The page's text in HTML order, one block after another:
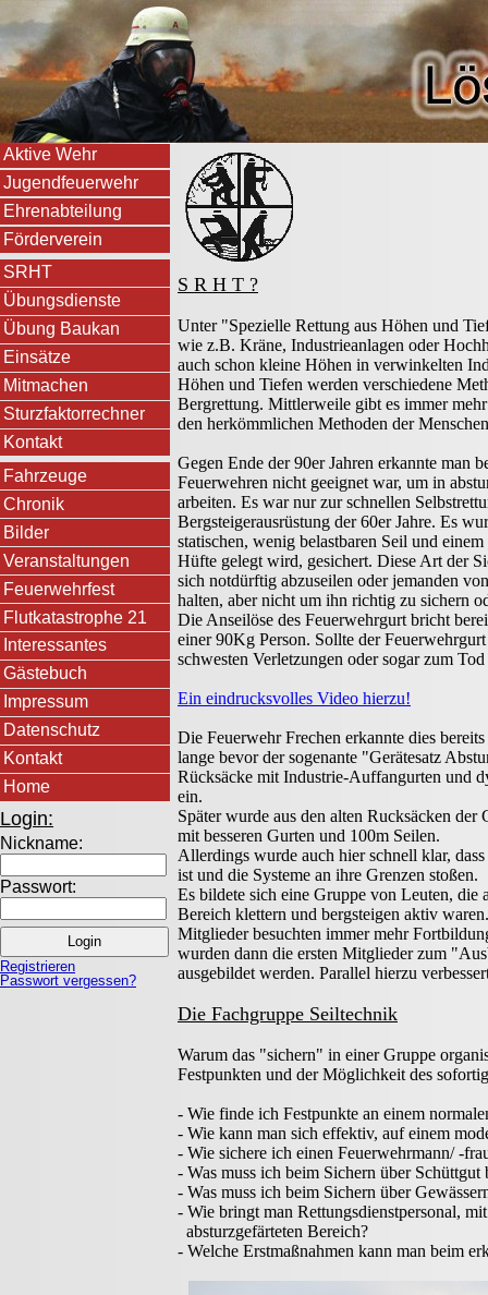
Aktive Wehr
Jugendfeuerwehr
Ehrenabteilung
Förderverein
SRHT
Übungsdienste
Übung Baukan
Einsätze
Mitmachen
Sturzfaktorrechner
Kontakt
Fahrzeuge
Chronik
Bilder
Veranstaltungen
Feuerwehrfest
Flutkatastrophe 21
Interessantes
Gästebuch
Impressum
Datenschutz
Kontakt
Home
Login:
Nickname:
Passwort:
Registrieren
Passwort vergessen?
S R H T ?
Unter "Spezielle Rettung aus Höhen und
wie z.B. Kräne, Industrieanlagen oder
auch schon kleine Höhen in verwinkelten
Höhen und Tiefen werden verschiedene
Bergrettung. Mittlerweile gibt es immer
den herkömmlichen Methoden der
Gegen Ende der 90er Jahren erkannte man
Feuerwehren nicht geeignet war, um in
arbeiten. Es war nur zur schnellen
Bergsteigerausrüstung der 60er Jahre. Es
statischen, wenig belastbaren Seil und
Hüfte gelegt wird, gesichert. Diese Art der
sich notdürftig abzuseilen oder jemanden
halten, aber nicht um ihn richtig zu sichern
Die Anseilöse des Feuerwehrgurt bricht
einer 90Kg Person. Sollte der
schwesten Verletzungen oder sogar zum
Ein eindrucksvolles Video hierzu!
Die Feuerwehr Frechen erkannte dies
lange bevor der sogenante "Gerätesatz
Rücksäcke mit Industrie-Auffangurten und
ein.
Später wurde aus den alten Rucksäcken der
mit besseren Gurten und 100m Seilen.
Allerdings wurde auch hier schnell klar,
ist und die Systeme an ihre Grenzen stoßen.
Es bildete sich eine Gruppe von Leuten, die
Bereich klettern und bergsteigen aktiv
Mitglieder besuchten immer mehr
wurden dann die ersten Mitglieder zum
ausgebildet werden. Parallel hierzu
Die Fachgruppe Seiltechnik
Warum das "sichern" in einer Gruppe
Festpunkten und der Möglichkeit des
- Wie finde ich Festpunkte an einem
- Wie kann man sich effektiv, auf einem
- Wie sichere ich einen Feuerwehrmann/ -
- Was muss ich beim Sichern über Schüttgut
- Was muss ich beim Sichern über
- Wie bringt man Rettungsdienstpersonal,
absturzgefärteten Bereich?
- Welche Erstmaßnahmen kann man beim